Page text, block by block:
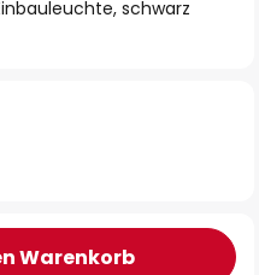
schwarz
Warenkorb